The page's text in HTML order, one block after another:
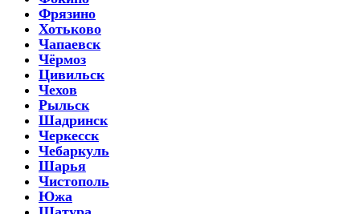
Фрязино
Хотьково
Чапаевск
Чёрмоз
Цивильск
Чехов
Рыльск
Шадринск
Черкесск
Чебаркуль
Шарья
Чистополь
Южа